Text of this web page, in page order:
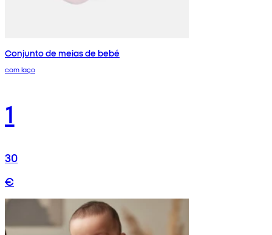
Conjunto de meias de bebé
com laço
1
30
€